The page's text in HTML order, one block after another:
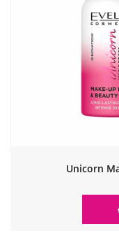
Unicorn